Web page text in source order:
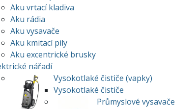
Aku vrtací kladiva
Aku rádia
Aku vysavače
Aku kmitací pily
Aku excentrické brusky
nářadí
Vysokotlaké čističe (vapky)
Vysokotlaké čističe
Průmyslové vysavače